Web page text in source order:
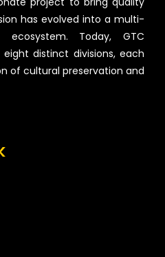
has evolved into a multi-
ecosystem. Today, GTC
distinct divisions, each
of cultural preservation and